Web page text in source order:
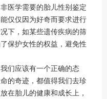
学需要的胎儿性别鉴定
仅仅因为好奇而要求进行
下，如某些遗传疾病的筛
保护女性的权益，避免性
们应该有一个正确的态
的奇迹，都值得我们去珍
在胎儿的健康和成长上，